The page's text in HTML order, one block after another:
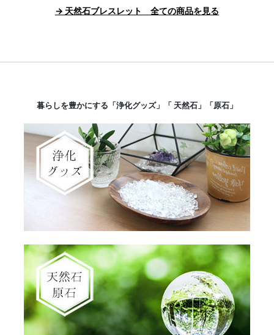
→ 天然石ブレスレット 全ての商品を見る
暮らしを豊かにする「浄化グッズ」「 天然石」「原石」